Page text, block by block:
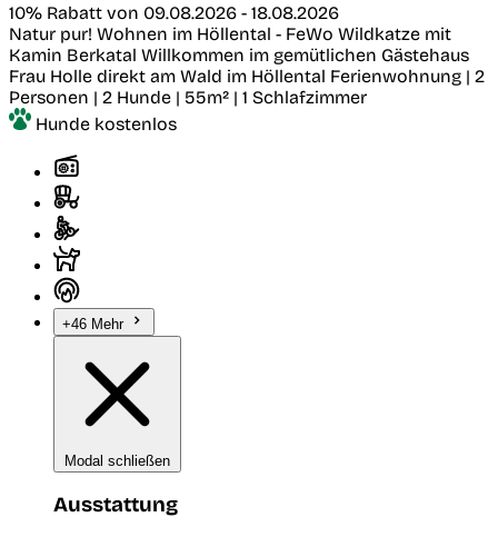
10% Rabatt von 09.08.2026 - 18.08.2026
Natur pur! Wohnen im Höllental - FeWo Wildkatze mit
Kamin Berkatal Willkommen im gemütlichen Gästehaus
Frau Holle direkt am Wald im Höllental Ferienwohnung | 2
Personen | 2 Hunde | 55m² | 1 Schlafzimmer
Hunde kostenlos
+46 Mehr
Modal schließen
Ausstattung